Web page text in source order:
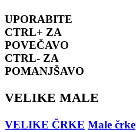
UPORABITE
CTRL+ ZA
POVEČAVO
CTRL- ZA
POMANJŠAVO
VELIKE MALE
VELIKE ČRKE Male črke